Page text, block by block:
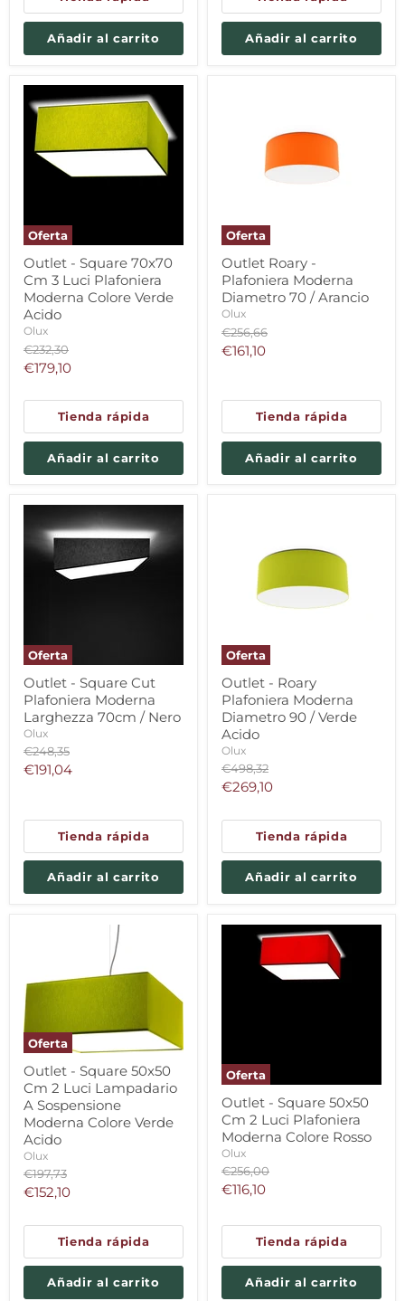
Añadir al carrito Añadir al carrito
Oferta
Outlet - Square 70x70
Cm 3 Luci Plafoniera
Moderna Colore Verde
Acido
Olux
Precio
original
€232,30
Precio
€179,10
Tienda rápida
Añadir al carrito
Oferta
Outlet Roary -
Plafoniera Moderna
Diametro 70 / Arancio
Olux
Precio
original
€256,66
Precio
€161,10
Tienda rápida
Añadir al carrito
Oferta
Outlet - Square Cut
Plafoniera Moderna
Larghezza 70cm / Nero
Olux
Precio
original
€248,35
Precio
€191,04
Tienda rápida
Añadir al carrito
Oferta
Outlet - Roary
Plafoniera Moderna
Diametro 90 / Verde
Acido
Olux
Precio
original
€498,32
Precio
€269,10
Tienda rápida
Añadir al carrito
Oferta
Outlet - Square 50x50
Cm 2 Luci Lampadario
A Sospensione
Moderna Colore Verde
Acido
Olux
Precio
original
€197,73
Precio
€152,10
Tienda rápida
Añadir al carrito
Oferta
Outlet - Square 50x50
Cm 2 Luci Plafoniera
Moderna Colore Rosso
Olux
Precio
original
€256,00
Precio
€116,10
Tienda rápida
Añadir al carrito